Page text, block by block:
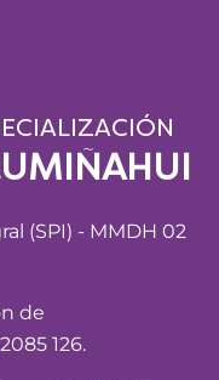
(SPI) - MMDH 02
de
126.